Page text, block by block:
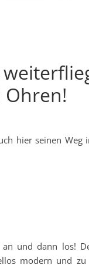
hier seinen Weg
und dann los!
modern und